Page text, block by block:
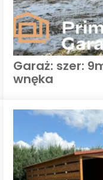
Garaż: szer:
wnęka